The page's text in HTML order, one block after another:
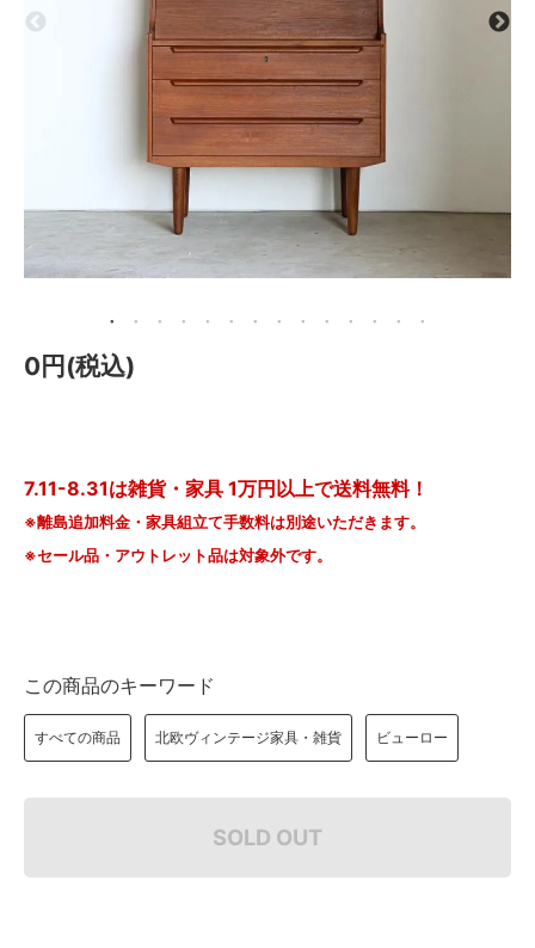
配送料について
0円(税込)
7.11-8.31は雑貨・家具 1万円以上で送料無料！
※離島追加料金・家具組立て手数料は別途いただきます。
※セール品・アウトレット品は対象外です。
この商品のキーワード
すべての商品 北欧ヴィンテージ家具・雑貨 ビューロー
SOLD OUT